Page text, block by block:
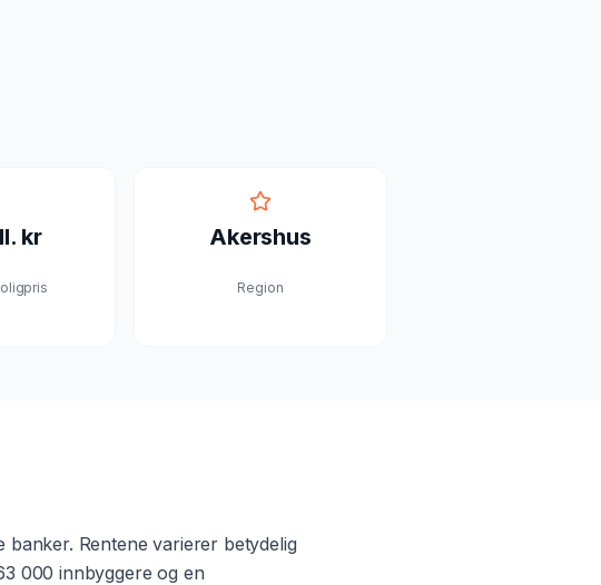
kr Akershus
Region
Rentene varierer betydelig
000 innbyggere og en